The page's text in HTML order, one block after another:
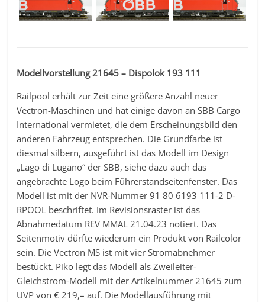
Modellvorstellung 21645 – Dispolok 193 111
Railpool erhält zur Zeit eine größere Anzahl neuer
Vectron-Maschinen und hat einige davon an SBB Cargo
International vermietet, die dem Erscheinungsbild den
anderen Fahrzeug entsprechen. Die Grundfarbe ist
diesmal silbern, ausgeführt ist das Modell im Design
„Lago di Lugano“ der SBB, siehe dazu auch das
angebrachte Logo beim Führerstandseitenfenster. Das
Modell ist mit der NVR-Nummer 91 80 6193 111-2 D-
RPOOL beschriftet. Im Revisionsraster ist das
Abnahmedatum REV MMAL 21.04.23 notiert. Das
Seitenmotiv dürfte wiederum ein Produkt von Railcolor
sein. Die Vectron MS ist mit vier Stromabnehmer
bestückt. Piko legt das Modell als Zweileiter-
Gleichstrom-Modell mit der Artikelnummer 21645 zum
UVP von € 219,– auf. Die Modellausführung mit